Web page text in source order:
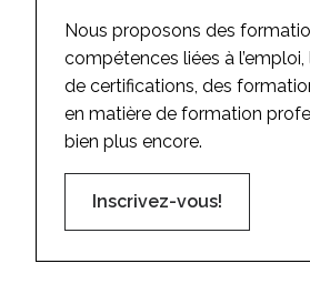
Nous proposons des
compétences liées à
de certifications, des
en matière de formation
bien plus encore.
Inscrivez-vous!